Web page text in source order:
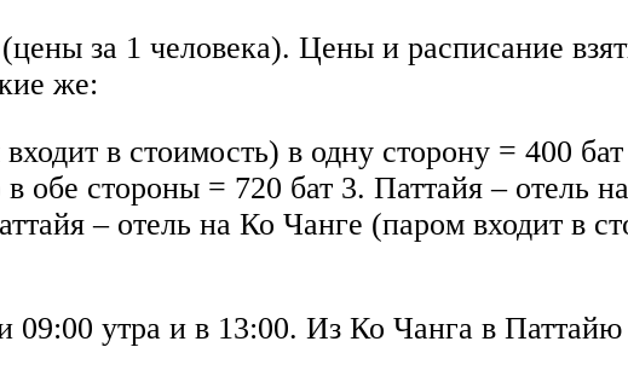
за 1 человека). Цены и расписание
же:
в стоимость) в одну сторону = 400
обе стороны = 720 бат 3. Паттайя – отель
– отель на Ко Чанге (паром входит в
утра и в 13:00. Из Ко Чанга в